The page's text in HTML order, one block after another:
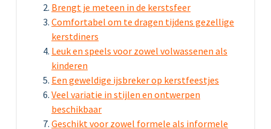
Brengt je meteen in de kerstsfeer
Comfortabel om te dragen tijdens gezellige
kerstdiners
Leuk en speels voor zowel volwassenen als
kinderen
Een geweldige ijsbreker op kerstfeestjes
Veel variatie in stijlen en ontwerpen
beschikbaar
Geschikt voor zowel formele als informele